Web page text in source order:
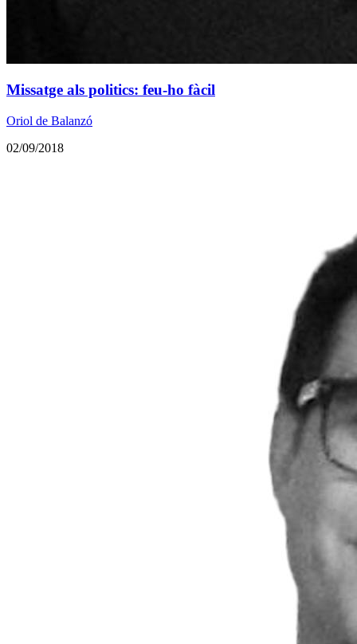
Missatge als politics: feu-ho fàcil
Oriol de Balanzó
02/09/2018